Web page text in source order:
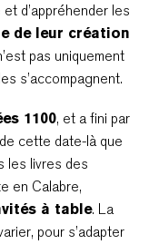
d’appréhender les
de leur création
pas uniquement
s’accompagnent.
1100, et a fini par
cette date-là que
les livres des
en Calabre,
à table. La
pour s’adapter